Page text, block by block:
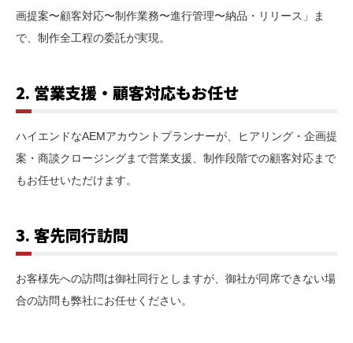
画提案〜顧客対応〜制作業務〜進行管理〜納品・リリース」ま
で、制作全工程の委託が実現。
2. 営業支援・顧客対応もお任せ
ハイエンドなAEMアカウントプランナーが、ヒアリング・企画提
案・商談クロージングまで営業支援、制作段階での顧客対応まで
もお任せいただけます。
3. 客先同行訪問
お客様先への訪問は御社同行としますが、御社が同席できない場
合の訪問も弊社にお任せください。